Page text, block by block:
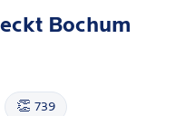
Bochum
👏 739